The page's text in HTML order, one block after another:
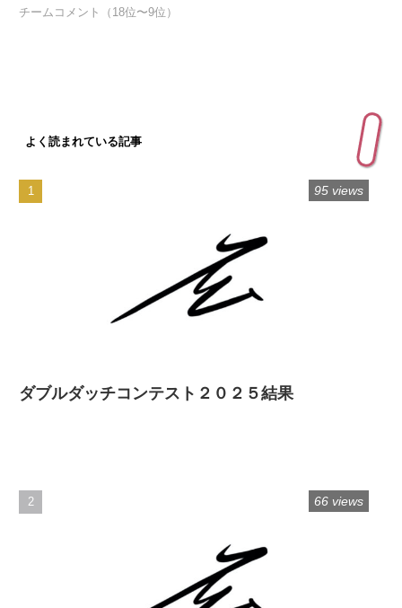
チームコメント（18位〜9位）
よく読まれている記事
ダブルダッチコンテスト２０２５結果
95 views
66 views